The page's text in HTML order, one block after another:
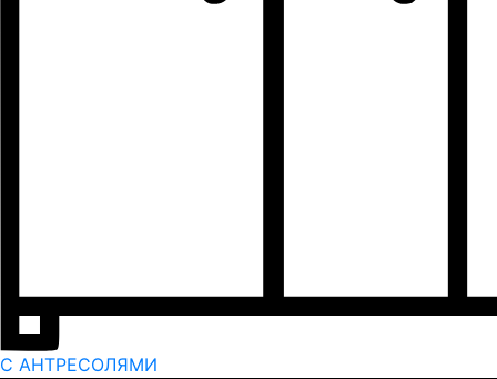
С АНТРЕСОЛЯМИ